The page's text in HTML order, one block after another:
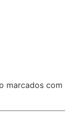
marcados com